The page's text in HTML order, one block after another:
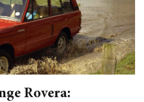
Rovera: